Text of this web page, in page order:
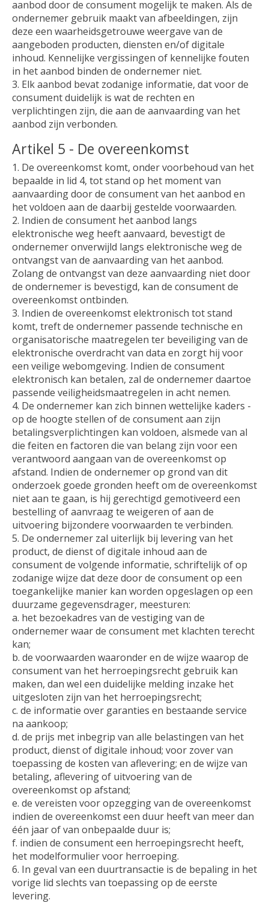
aanbod door de consument mogelijk te maken. Als de
ondernemer gebruik maakt van afbeeldingen, zijn
deze een waarheidsgetrouwe weergave van de
aangeboden producten, diensten en/of digitale
inhoud. Kennelijke vergissingen of kennelijke fouten
in het aanbod binden de ondernemer niet.
3. Elk aanbod bevat zodanige informatie, dat voor de
consument duidelijk is wat de rechten en
verplichtingen zijn, die aan de aanvaarding van het
aanbod zijn verbonden.
Artikel 5 - De overeenkomst
1. De overeenkomst komt, onder voorbehoud van het
bepaalde in lid 4, tot stand op het moment van
aanvaarding door de consument van het aanbod en
het voldoen aan de daarbij gestelde voorwaarden.
2. Indien de consument het aanbod langs
elektronische weg heeft aanvaard, bevestigt de
ondernemer onverwijld langs elektronische weg de
ontvangst van de aanvaarding van het aanbod.
Zolang de ontvangst van deze aanvaarding niet door
de ondernemer is bevestigd, kan de consument de
overeenkomst ontbinden.
3. Indien de overeenkomst elektronisch tot stand
komt, treft de ondernemer passende technische en
organisatorische maatregelen ter beveiliging van de
elektronische overdracht van data en zorgt hij voor
een veilige webomgeving. Indien de consument
elektronisch kan betalen, zal de ondernemer daartoe
passende veiligheidsmaatregelen in acht nemen.
4. De ondernemer kan zich binnen wettelijke kaders -
op de hoogte stellen of de consument aan zijn
betalingsverplichtingen kan voldoen, alsmede van al
die feiten en factoren die van belang zijn voor een
verantwoord aangaan van de overeenkomst op
afstand. Indien de ondernemer op grond van dit
onderzoek goede gronden heeft om de overeenkomst
niet aan te gaan, is hij gerechtigd gemotiveerd een
bestelling of aanvraag te weigeren of aan de
uitvoering bijzondere voorwaarden te verbinden.
5. De ondernemer zal uiterlijk bij levering van het
product, de dienst of digitale inhoud aan de
consument de volgende informatie, schriftelijk of op
zodanige wijze dat deze door de consument op een
toegankelijke manier kan worden opgeslagen op een
duurzame gegevensdrager, meesturen:
a. het bezoekadres van de vestiging van de
ondernemer waar de consument met klachten terecht
kan;
b. de voorwaarden waaronder en de wijze waarop de
consument van het herroepingsrecht gebruik kan
maken, dan wel een duidelijke melding inzake het
uitgesloten zijn van het herroepingsrecht;
c. de informatie over garanties en bestaande service
na aankoop;
d. de prijs met inbegrip van alle belastingen van het
product, dienst of digitale inhoud; voor zover van
toepassing de kosten van aflevering; en de wijze van
betaling, aflevering of uitvoering van de
overeenkomst op afstand;
e. de vereisten voor opzegging van de overeenkomst
indien de overeenkomst een duur heeft van meer dan
één jaar of van onbepaalde duur is;
f. indien de consument een herroepingsrecht heeft,
het modelformulier voor herroeping.
6. In geval van een duurtransactie is de bepaling in het
vorige lid slechts van toepassing op de eerste
levering.